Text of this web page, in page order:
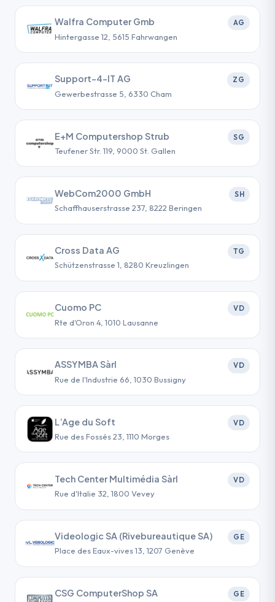
Walfra Computer Gmb
Hintergasse 12, 5615 Fahrwangen
AG
Support-4-IT AG
Gewerbestrasse 5, 6330 Cham
ZG
E+M Computershop Strub
Teufener Str. 119, 9000 St. Gallen
SG
WebCom2000 GmbH
Schaffhauserstrasse 237, 8222 Beringen
SH
Cross Data AG
Schützenstrasse 1, 8280 Kreuzlingen
TG
Cuomo PC
Rte d'Oron 4, 1010 Lausanne
VD
ASSYMBA Sàrl
Rue de l'Industrie 66, 1030 Bussigny
VD
L’Age du Soft
Rue des Fossés 23, 1110 Morges
VD
Tech Center Multimédia Sàrl
Rue d'Italie 32, 1800 Vevey
VD
Videologic SA (Rivebureautique SA)
Place des Eaux-vives 13, 1207 Genève
GE
CSG ComputerShop SA GE